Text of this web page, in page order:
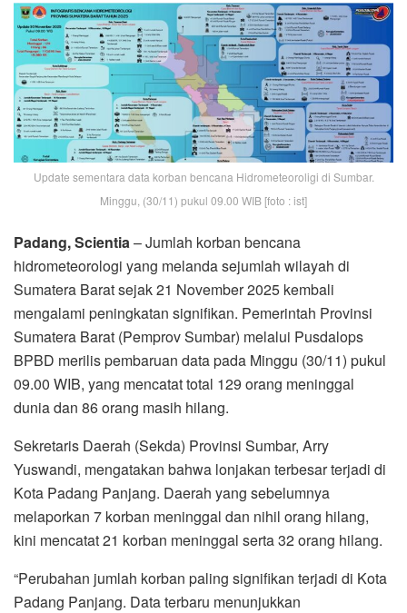
Update sementara data korban bencana Hidrometeoroligi di Sumbar.
Minggu, (30/11) pukul 09.00 WIB [foto : ist]
Padang, Scientia– Jumlah korban bencana
hidrometeorologi yang melanda sejumlah wilayah di
Sumatera Barat sejak 21 November 2025 kembali
mengalami peningkatan signifikan. Pemerintah Provinsi
Sumatera Barat (Pemprov Sumbar) melalui Pusdalops
BPBD merilis pembaruan data pada Minggu (30/11) pukul
09.00 WIB, yang mencatat total 129 orang meninggal
dunia dan 86 orang masih hilang.
Sekretaris Daerah (Sekda) Provinsi Sumbar, Arry
Yuswandi, mengatakan bahwa lonjakan terbesar terjadi di
Kota Padang Panjang. Daerah yang sebelumnya
melaporkan 7 korban meninggal dan nihil orang hilang,
kini mencatat 21 korban meninggal serta 32 orang hilang.
“Perubahan jumlah korban paling signifikan terjadi di Kota
Padang Panjang. Data terbaru menunjukkan